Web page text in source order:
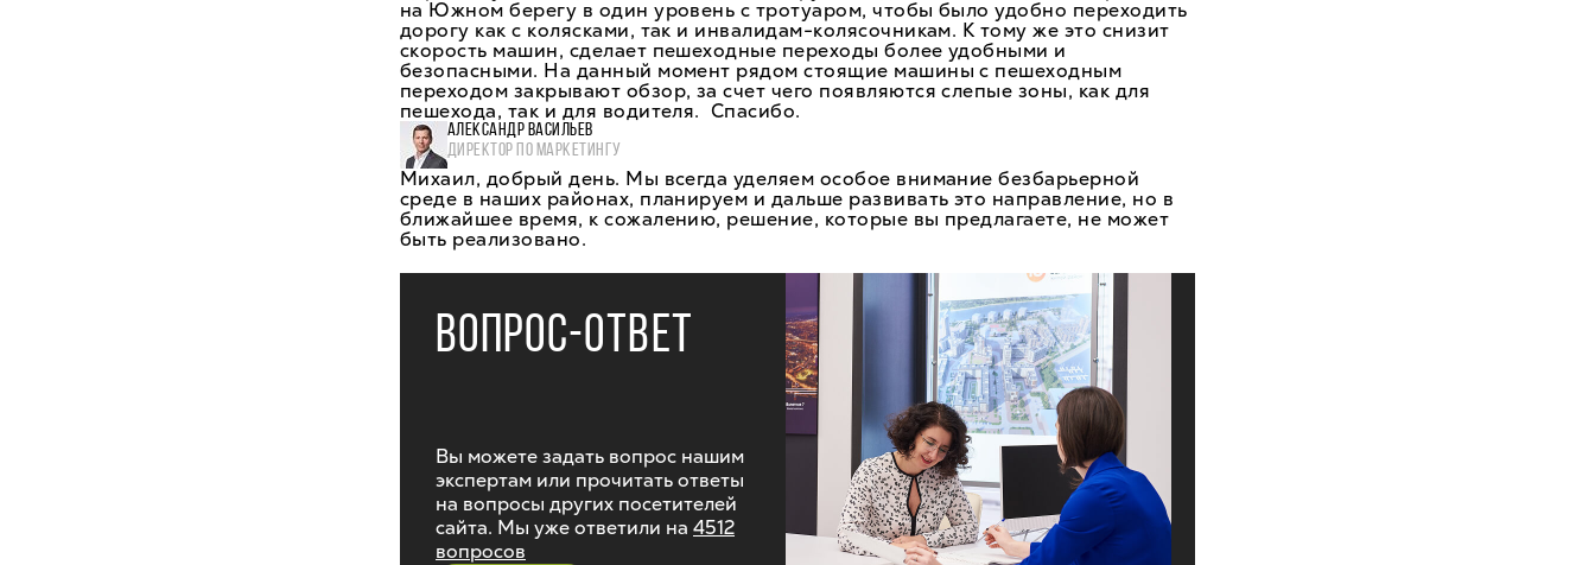
на Южном берегу в один уровень с тротуаром, чтобы было удобно переходить
дорогу как с колясками, так и инвалидам-колясочникам. К тому же это снизит
скорость машин, сделает пешеходные переходы более удобными и
безопасными. На данный момент рядом стоящие машины с пешеходным
переходом закрывают обзор, за счет чего появляются слепые зоны, как для
пешехода, так и для водителя. Спасибо.
АЛЕКСАНДР ВАСИЛЬЕВ
ДИРЕКТОР ПО МАРКЕТИНГУ
Михаил, добрый день. Мы всегда уделяем особое внимание безбарьерной
среде в наших районах, планируем и дальше развивать это направление, но в
ближайшее время, к сожалению, решение, которые вы предлагаете, не может
быть реализовано.
ВОПРОС-ОТВЕТ
Вы можете задать вопрос нашим
экспертам или прочитать ответы
на вопросы других посетителей
сайта. Мы уже ответили на 4512
вопросов